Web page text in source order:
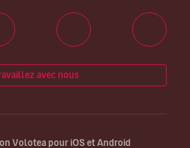
avec nous
Volotea pour iOS et Android